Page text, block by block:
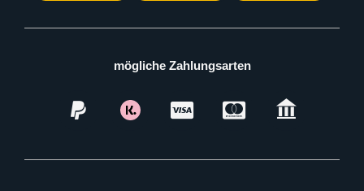
mögliche Zahlungsarten